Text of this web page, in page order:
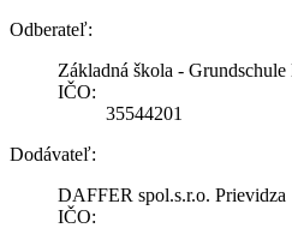
Odberateľ:
Základná škola - Grundschule
IČO:
35544201
Dodávateľ:
DAFFER spol.s.r.o. Prievidza
IČO: